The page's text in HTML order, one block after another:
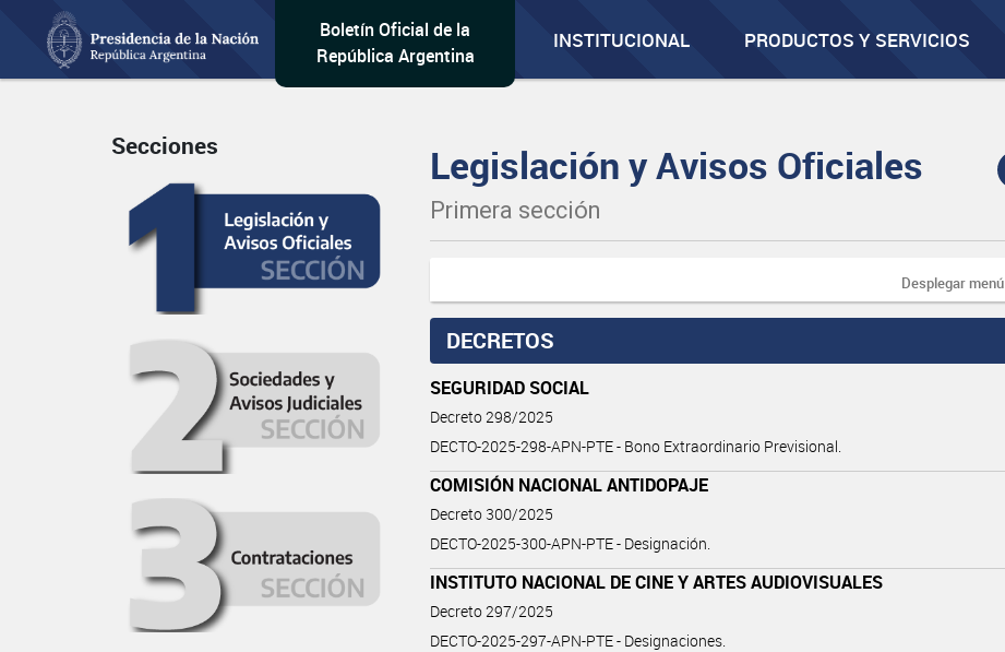
Boletín Oficial de la
República Argentina
INSTITUCIONAL PRODUCTOS Y SERVICIOS
Secciones Legislación y Avisos Oficiales
Primera sección
Desplegar menú
DECRETOS
SEGURIDAD SOCIAL
Decreto 298/2025
DECTO-2025-298-APN-PTE - Bono Extraordinario Previsional.
COMISIÓN NACIONAL ANTIDOPAJE
Decreto 300/2025
DECTO-2025-300-APN-PTE - Designación.
INSTITUTO NACIONAL DE CINE Y ARTES AUDIOVISUALES
Decreto 297/2025
DECTO-2025-297-APN-PTE - Designaciones.